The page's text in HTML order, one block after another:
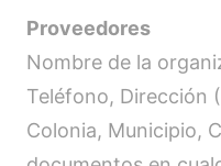
Proveedores
Nombre de la
Teléfono, Dirección
Colonia, Municipio,